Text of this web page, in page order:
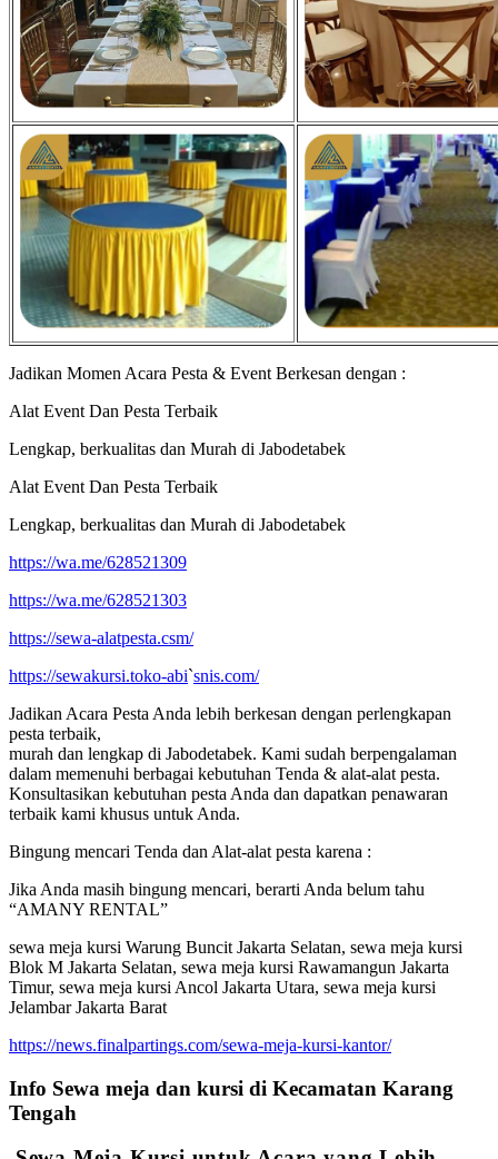
Jadikan Momen Acara Pesta & Event Berkesan dengan :
Alat Event Dan Pesta Terbaik
Lengkap, berkualitas dan Murah di Jabodetabek
Alat Event Dan Pesta Terbaik
Lengkap, berkualitas dan Murah di Jabodetabek
https://wa.me/628521309
https://wa.me/628521303
https://sewa-alatpesta.csm/
https://sewakursi.toko-abi`snis.com/
Jadikan Acara Pesta Anda lebih berkesan dengan perlengkapan
pesta terbaik,
murah dan lengkap di Jabodetabek. Kami sudah berpengalaman
dalam memenuhi berbagai kebutuhan Tenda & alat-alat pesta.
Konsultasikan kebutuhan pesta Anda dan dapatkan penawaran
terbaik kami khusus untuk Anda.
Bingung mencari Tenda dan Alat-alat pesta karena :
Jika Anda masih bingung mencari, berarti Anda belum tahu
“AMANY RENTAL”
sewa meja kursi Warung Buncit Jakarta Selatan, sewa meja kursi
Blok M Jakarta Selatan, sewa meja kursi Rawamangun Jakarta
Timur, sewa meja kursi Ancol Jakarta Utara, sewa meja kursi
Jelambar Jakarta Barat
https://news.finalpartings.com/sewa-meja-kursi-kantor/
Info Sewa meja dan kursi di Kecamatan Karang
Tengah